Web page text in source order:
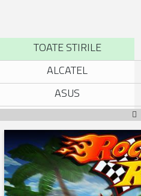
TOATE STIRILE
ALCATEL
ASUS
FINANCIARE
GOOGLE
HP